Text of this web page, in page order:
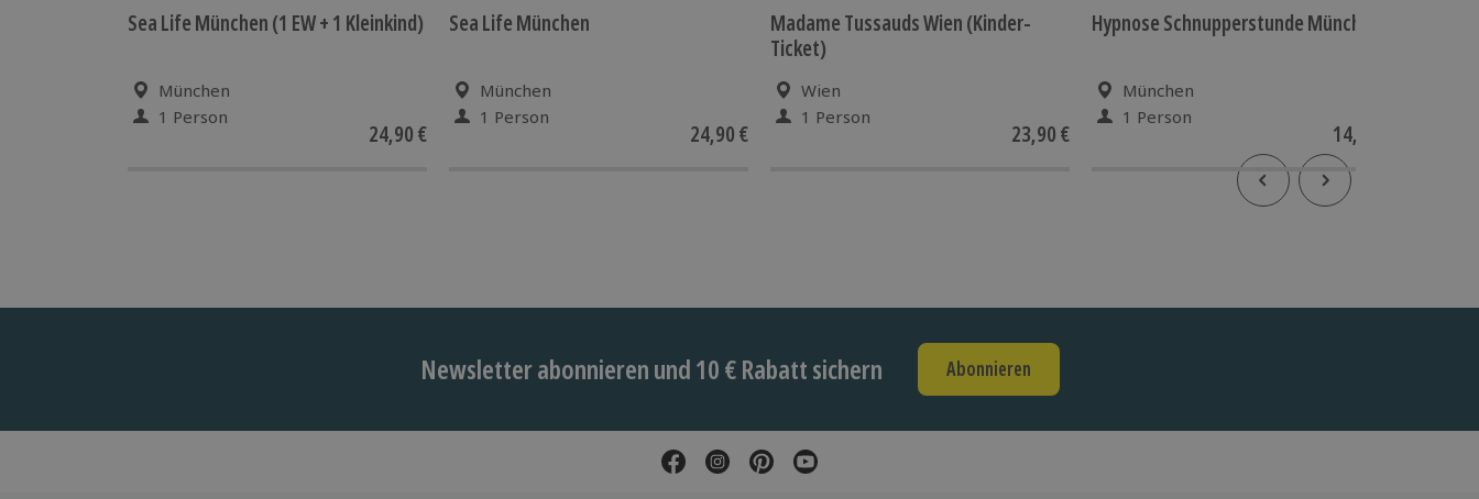
Sea Life München (1 EW + 1 Kleinkind)
München
1 Person
24,90 €
Sea Life München
München
1 Person
24,90 €
Madame Tussauds Wien (Kinder-
Ticket)
Wien
1 Person
23,90 €
Hypnose Schnupperstunde München
München
1 Person
14,90 €
Newsletter abonnieren und 10 € Rabatt sichern Abonnieren